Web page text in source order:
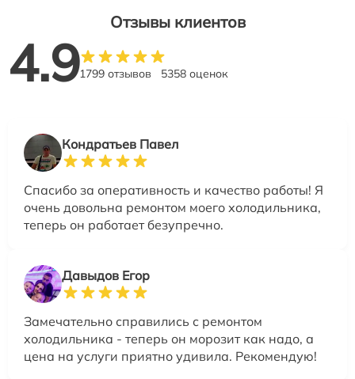
Отзывы клиентов
4.91799 отзывов 5358 оценок
Кондратьев Павел
Спасибо за оперативность и качество работы! Я
очень довольна ремонтом моего холодильника,
теперь он работает безупречно.
Давыдов Егор
Замечательно справились с ремонтом
холодильника - теперь он морозит как надо, а
цена на услуги приятно удивила. Рекомендую!